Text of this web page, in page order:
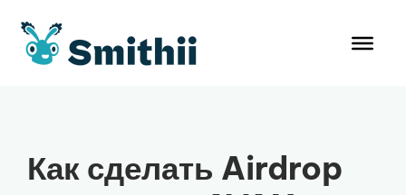
содержимому
Как сделать Airdrop